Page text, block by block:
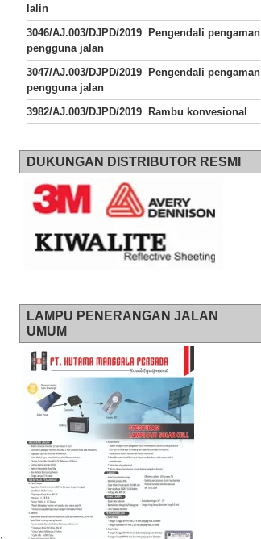
lalin
3046/AJ.003/DJPD/2019 Pengendali pengaman
pengguna jalan
3047/AJ.003/DJPD/2019 Pengendali pengaman
pengguna jalan
3982/AJ.003/DJPD/2019 Rambu konvesional
DUKUNGAN DISTRIBUTOR RESMI
LAMPU PENERANGAN JALAN
UMUM